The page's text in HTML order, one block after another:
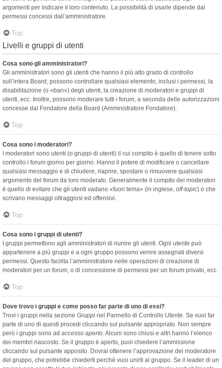
argomenti per indicare il loro contenuto. La possibilità di usarle dipende dai
permessi concessi dall’amministratore.
Top
Livelli e gruppi di utenti
Cosa sono gli amministratori?
Gli amministratori sono gli utenti che hanno il più alto grado di controllo
sull’intera Board; possono controllare qualsiasi elemento, inclusi i permessi, la
disabilitazione (o «ban») degli utenti, la creazione di moderatori e gruppi di
utenti, ecc. Inoltre, possono moderare tutti i forum, a seconda delle autorizzazioni
concesse dal Fondatore della Board (Amministratore Fondatore).
Top
Cosa sono i moderatori?
I moderatori sono utenti (o gruppi di utenti) il cui compito è quello di tenere sotto
controllo i forum giorno per giorno. Hanno il potere di modificare o cancellare
qualsiasi messaggio e di chiudere, riaprire, spostare o rimuovere qualsiasi
argomento del forum da loro moderato. Generalmente il compito dei moderatori
è quello di evitare che gli utenti vadano «fuori tema» (in inglese, off-topic) o che
scrivano messaggi oltraggiosi ed offensivi.
Top
Cosa sono i gruppi di utenti?
I gruppi permettono agli amministratori di riunire gli utenti. Ogni utente può
appartenere a più gruppi e a ogni gruppo possono venire assegnati diversi
permessi. Questo facilita l’amministratore nelle operazioni di creazione di
moderatori per un forum, o di concessione di permessi per un forum privato, ecc.
Top
Dove trovo i gruppi e come posso far parte di uno di essi?
Trovi i gruppi nella sezione Gruppi nel Pannello di Controllo Utente. Se vuoi far
parte di uno di questi procedi cliccando sul pulsante appropriato. Non sempre
però i gruppi sono ad accesso aperto. Alcuni sono chiusi e altri hanno l’elenco
dei membri nascosto. Se il gruppo è aperto, puoi chiedere l’ammissione
cliccando sul pulsante apposito. Dovrai ottenere l’approvazione del moderatore
del gruppo, che potrebbe chiederti perché vuoi unirti al gruppo. Se il leader di un